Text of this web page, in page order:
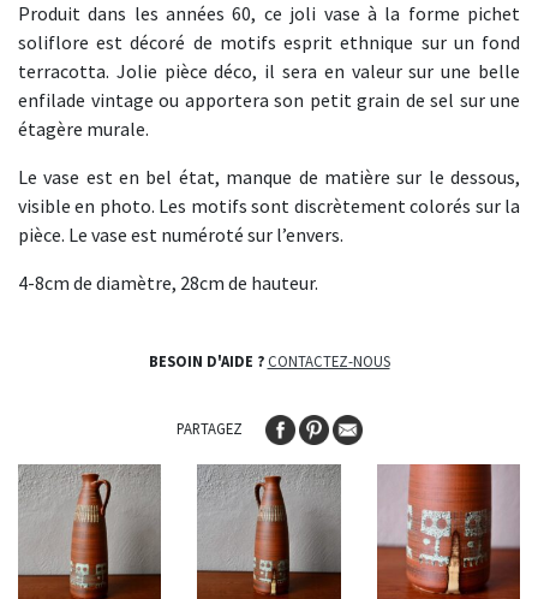
Produit dans les années 60, ce joli vase à la forme pichet
soliflore est décoré de motifs esprit ethnique sur un fond
terracotta. Jolie pièce déco, il sera en valeur sur une belle
enfilade vintage ou apportera son petit grain de sel sur une
étagère murale.
Le vase est en bel état, manque de matière sur le dessous,
visible en photo. Les motifs sont discrètement colorés sur la
pièce. Le vase est numéroté sur l’envers.
4-8cm de diamètre, 28cm de hauteur.
BESOIN D'AIDE ? CONTACTEZ-NOUS
PARTAGEZ